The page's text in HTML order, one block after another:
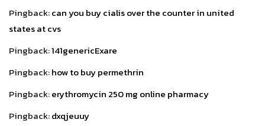
Pingback:can you buy cialis over the counter in united
states at cvs
Pingback:141genericExare
Pingback:how to buy permethrin
Pingback:erythromycin 250 mg online pharmacy
Pingback:dxqjeuuy